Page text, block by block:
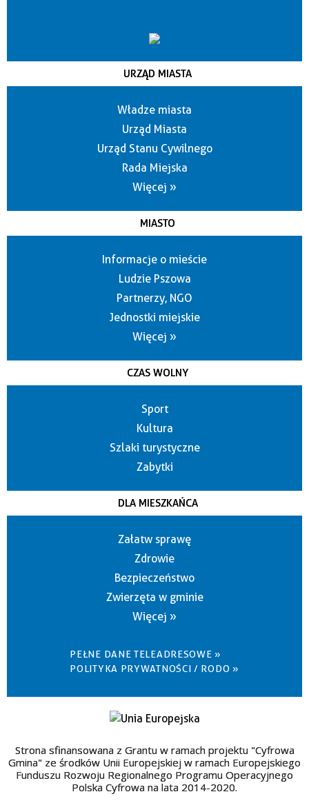
URZĄD MIASTA
Władze miasta
Urząd Miasta
Urząd Stanu Cywilnego
Rada Miejska
Więcej »
MIASTO
Informacje o mieście
Ludzie Pszowa
Partnerzy, NGO
Jednostki miejskie
Więcej »
CZAS WOLNY
Sport
Kultura
Szlaki turystyczne
Zabytki
DLA MIESZKAŃCA
Załatw sprawę
Zdrowie
Bezpieczeństwo
Zwierzęta w gminie
Więcej »
PEŁNE DANE TELEADRESOWE »
POLITYKA PRYWATNOŚCI / RODO »
Strona sfinansowana z Grantu w ramach projektu "Cyfrowa
Gmina" ze środków Unii Europejskiej w ramach Europejskiego
Funduszu Rozwoju Regionalnego Programu Operacyjnego
Polska Cyfrowa na lata 2014-2020.